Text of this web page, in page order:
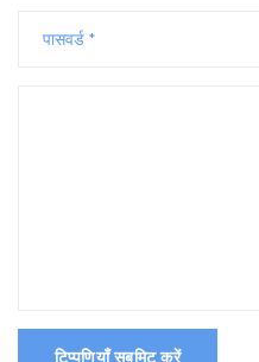
टिप्पणियाँ सबमिट करें